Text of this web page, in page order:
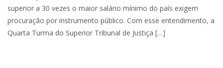
superior a 30 vezes o maior salário mínimo do país exigem
procuração por instrumento público. Com esse entendimento, a
Quarta Turma do Superior Tribunal de Justiça […]